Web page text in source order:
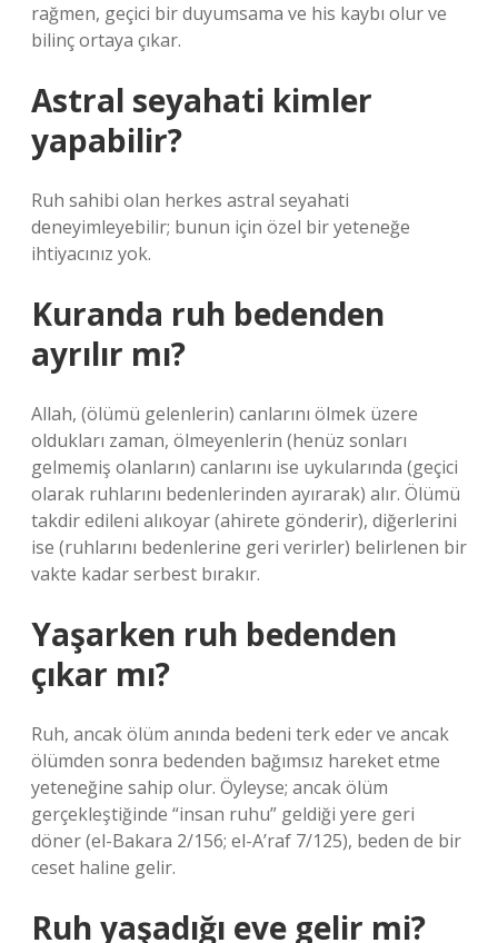
rağmen, geçici bir duyumsama ve his kaybı olur ve
bilinç ortaya çıkar.
Astral seyahati kimler
yapabilir?
Ruh sahibi olan herkes astral seyahati
deneyimleyebilir; bunun için özel bir yeteneğe
ihtiyacınız yok.
Kuranda ruh bedenden
ayrılır mı?
Allah, (ölümü gelenlerin) canlarını ölmek üzere
oldukları zaman, ölmeyenlerin (henüz sonları
gelmemiş olanların) canlarını ise uykularında (geçici
olarak ruhlarını bedenlerinden ayırarak) alır. Ölümü
takdir edileni alıkoyar (ahirete gönderir), diğerlerini
ise (ruhlarını bedenlerine geri verirler) belirlenen bir
vakte kadar serbest bırakır.
Yaşarken ruh bedenden
çıkar mı?
Ruh, ancak ölüm anında bedeni terk eder ve ancak
ölümden sonra bedenden bağımsız hareket etme
yeteneğine sahip olur. Öyleyse; ancak ölüm
gerçekleştiğinde “insan ruhu” geldiği yere geri
döner (el-Bakara 2/156; el-A’raf 7/125), beden de bir
ceset haline gelir.
Ruh yaşadığı eve gelir mi?